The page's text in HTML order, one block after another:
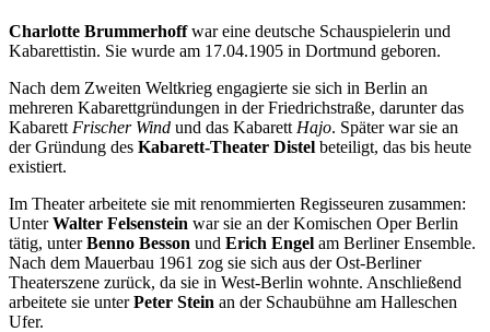
Charlotte Brummerhoffwar eine deutsche Schauspielerin und
Kabarettistin. Sie wurde am 17.04.1905 in Dortmund geboren.
Nach dem Zweiten Weltkrieg engagierte sie sich in Berlin an
mehreren Kabarettgründungen in der Friedrichstraße, darunter das
Kabarett Frischer Wind und das Kabarett Hajo. Später war sie an
der Gründung des Kabarett-Theater Distel beteiligt, das bis heute
existiert.
Im Theater arbeitete sie mit renommierten Regisseuren zusammen:
UnterWalter Felsenstein war sie an der Komischen Oper Berlin
tätig, unterBenno Besson und Erich Engel am Berliner Ensemble.
Nach dem Mauerbau 1961 zog sie sich aus der Ost-Berliner
Theaterszene zurück, da sie in West-Berlin wohnte. Anschließend
arbeitete sie unterPeter Stein an der Schaubühne am Halleschen
Ufer.